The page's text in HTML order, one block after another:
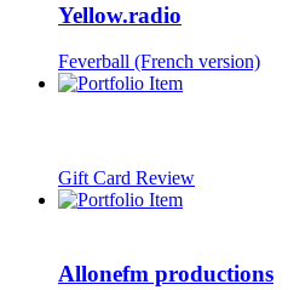
Yellow.radio
Feverball (French version)
Gift Card Review
Allonefm productions